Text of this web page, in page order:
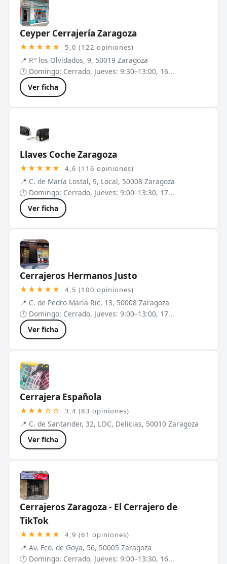
Ceyper Cerrajería Zaragoza
★★★★★ 5,0 (122 opiniones)
📍 P.º los Olvidados, 9, 50019 Zaragoza
🕐 Domingo: Cerrado, Jueves: 9:30–13:00, 16...
Ver ficha
Llaves Coche Zaragoza
★★★★★ 4,6 (116 opiniones)
📍 C. de María Lostal, 9, Local, 50008 Zaragoza
🕐 Domingo: Cerrado, Jueves: 9:00–13:30, 17...
Ver ficha
Cerrajeros Hermanos Justo
★★★★★ 4,5 (100 opiniones)
📍 C. de Pedro María Ric, 13, 50008 Zaragoza
🕐 Domingo: Cerrado, Jueves: 9:00–13:00, 17...
Ver ficha
Cerrajera Española
★★★☆☆ 3,4 (83 opiniones)
📍 C. de Santander, 32, LOC, Delicias, 50010 Zaragoza
Ver ficha
Cerrajeros Zaragoza - El Cerrajero de
TikTok
★★★★★ 4,9 (61 opiniones)
📍 Av. Fco. de Goya, 56, 50005 Zaragoza
🕐 Domingo: Cerrado, Jueves: 9:00–13:30, 16...